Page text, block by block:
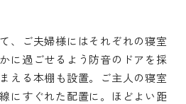
、ご夫婦様にはそれぞれの寝室
に過ごせるよう防音のドアを採
える本棚も設置。ご主人の寝室
にすぐれた配置に。ほどよい距